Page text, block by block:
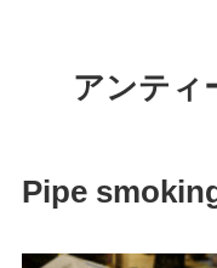
アンティ
Pipe